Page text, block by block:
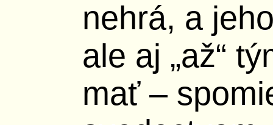
nehrá, a
ale aj „až“
mať –